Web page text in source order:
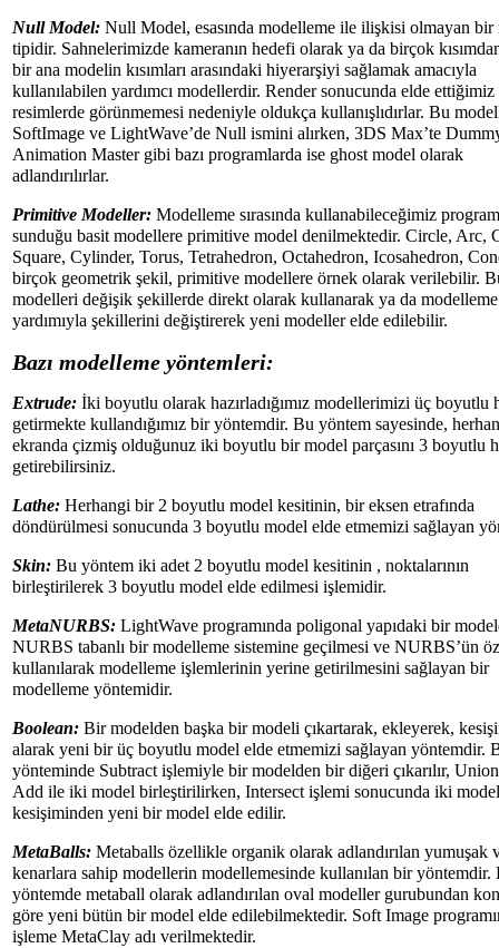
Null Model: Null Model, esasında modelleme ile ilişkisi olmayan bir
tipidir. Sahnelerimizde kameranın hedefi olarak ya da birçok
bir ana modelin kısımları arasındaki hiyerarşiyi sağlamak amacıyla
kullanılabilen yardımcı modellerdir. Render sonucunda elde ettiğimiz
resimlerde görünmemesi nedeniyle oldukça kullanışlıdırlar. Bu
SoftImage ve LightWave’de Null ismini alırken, 3DS Max’te
Animation Master gibi bazı programlarda ise ghost model olarak
adlandırılırlar.
Primitive Modeller: Modelleme sırasında kullanabileceğimiz
sunduğu basit modellere primitive model denilmektedir. Circle, Arc,
Square, Cylinder, Torus, Tetrahedron, Octahedron, Icosahedron,
birçok geometrik şekil, primitive modellere örnek olarak verilebilir.
modelleri değişik şekillerde direkt olarak kullanarak ya da modelleme
yardımıyla şekillerini değiştirerek yeni modeller elde edilebilir.
Bazı modelleme yöntemleri:
Extrude: İki boyutlu olarak hazırladığımız modellerimizi üç boyutlu
getirmekte kullandığımız bir yöntemdir. Bu yöntem sayesinde,
ekranda çizmiş olduğunuz iki boyutlu bir model parçasını 3 boyutlu
getirebilirsiniz.
Lathe: Herhangi bir 2 boyutlu model kesitinin, bir eksen etrafında
döndürülmesi sonucunda 3 boyutlu model elde etmemizi sağlayan
Skin: Bu yöntem iki adet 2 boyutlu model kesitinin , noktalarının
birleştirilerek 3 boyutlu model elde edilmesi işlemidir.
MetaNURBS: LightWave programında poligonal yapıdaki bir
NURBS tabanlı bir modelleme sistemine geçilmesi ve NURBS’ün
kullanılarak modelleme işlemlerinin yerine getirilmesini sağlayan bir
modelleme yöntemidir.
Boolean: Bir modelden başka bir modeli çıkartarak, ekleyerek,
alarak yeni bir üç boyutlu model elde etmemizi sağlayan yöntemdir.
yönteminde Subtract işlemiyle bir modelden bir diğeri çıkarılır,
Add ile iki model birleştirilirken, Intersect işlemi sonucunda iki
kesişiminden yeni bir model elde edilir.
MetaBalls: Metaballs özellikle organik olarak adlandırılan yumuşak
kenarlara sahip modellerin modellemesinde kullanılan bir yöntemdir.
yöntemde metaball olarak adlandırılan oval modeller gurubundan
göre yeni bütün bir model elde edilebilmektedir. Soft Image
işleme MetaClay adı verilmektedir.